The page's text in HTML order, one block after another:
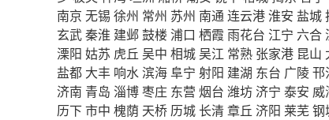
南京 无锡 徐州 常州 苏州 南通连云港淮安 盐城
玄武秦淮 建邺鼓楼 浦口 栖霞 雨花台 江宁 六合
溧阳 姑苏 虎丘 吴中 相城吴江 常熟 张家港 昆山
盐都 大丰 响水滨海阜宁 射阳 建湖 东台 广陵邗
济南 青岛 淄博枣庄 东营 烟台 潍坊济宁 泰安 威
历下市中 槐荫 天桥 历城 长清章丘 济阳 莱芜钢